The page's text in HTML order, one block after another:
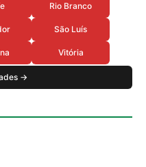
Rio Branco
São Luís
Vitória
→